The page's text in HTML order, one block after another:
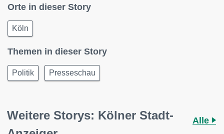
Orte in dieser Story
Köln
Themen in dieser Story
Politik Presseschau
Weitere Storys: Kölner Stadt-
Alle